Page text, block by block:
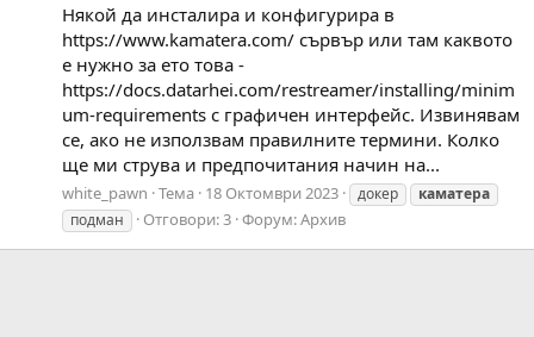
Някой да инсталира и конфигурира в
https://www.kamatera.com/ сървър или там каквото
е нужно за ето това -
https://docs.datarhei.com/restreamer/installing/minim
um-requirements с графичен интерфейс. Извинявам
се, ако не използвам правилните термини. Колко
ще ми струва и предпочитания начин на...
white_pawn Тема 18 Октомври 2023 докер
каматера
подман
Отговори: 3 Форум:Архив